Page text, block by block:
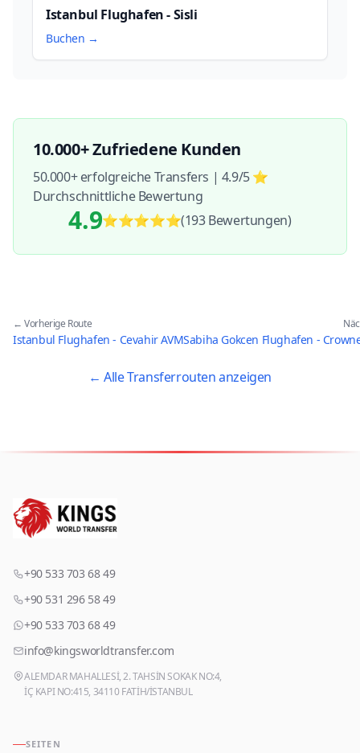
Istanbul Flughafen - Sisli
Buchen →
10.000+ Zufriedene Kunden
50.000+ erfolgreiche Transfers | 4.9/5 ⭐
Durchschnittliche Bewertung
4.9⭐⭐⭐⭐⭐(193Bewertungen)
← Vorherige Route
Istanbul Flughafen - Cevahir AVMSabiha Gokcen Flughafen -
← Alle Transferrouten anzeigen
+90 533 703 68 49
+90 531 296 58 49
+90 533 703 68 49
info@kingsworldtransfer.com
ALEMDAR MAHALLESİ, 2. TAHSİN SOKAK NO:4,
İÇ KAPI NO:415, 34110 FATİH/İSTANBUL
SEITEN